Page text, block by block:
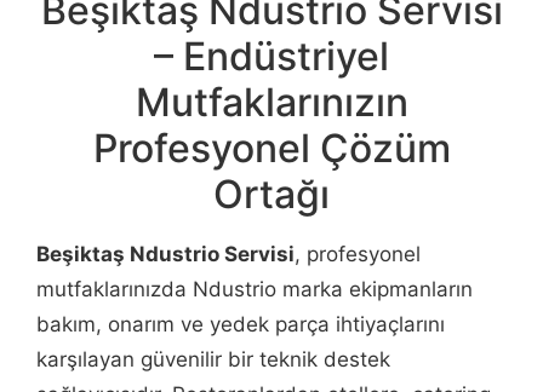
Beşiktaş Ndustrio Servisi
– Endüstriyel
Mutfaklarınızın
Profesyonel Çözüm
Ortağı
Beşiktaş Ndustrio Servisi, profesyonel
mutfaklarınızda Ndustrio marka ekipmanların
bakım, onarım ve yedek parça ihtiyaçlarını
karşılayan güvenilir bir teknik destek